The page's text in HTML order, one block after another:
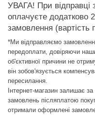
УВАГА! При відправці
оплачуєте додатково
замовлення (вартість
*Ми відправляємо
передоплати, довіряючи
об'єктивної причини не
він зобов'язується
пересилання.
Інтернет-магазин залишає
замовлень післяплатою
отримали оформлені